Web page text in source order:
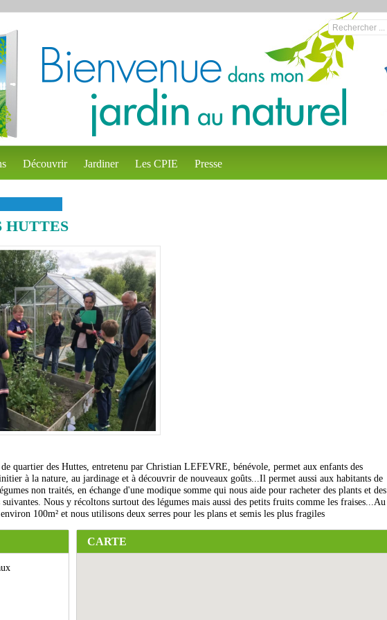
Découvrir Jardiner Les CPIE Presse
HUTTES
quartier des Huttes, entretenu par Christian LEFEVRE, bénévole, permet aux enfants des
à la nature, au jardinage et à découvrir de nouveaux goûts...Il permet aussi aux habitants de
non traités, en échange d'une modique somme qui nous aide pour racheter des plants et des
suivantes. Nous y récoltons surtout des légumes mais aussi des petits fruits comme les fraises...Au
100m² et nous utilisons deux serres pour les plans et semis les plus fragiles
CARTE